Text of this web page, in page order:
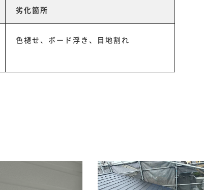
劣化箇所
色褪せ、ボード浮き、目地割れ